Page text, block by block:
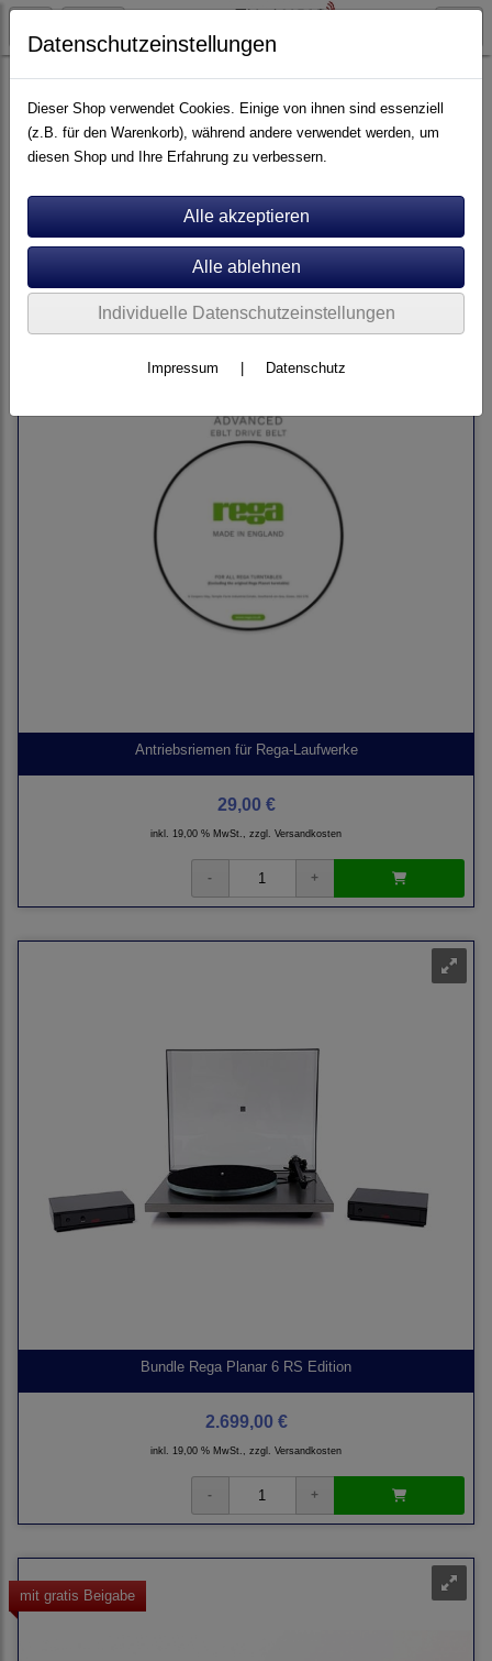
Plattenspieler Rega
Sortierung wählen
Weitere Produkte aus dem Hause Rega finden Sie in der Kategorie
Elektronik
Antriebsriemen für Rega-Laufwerke
29,00 €
inkl. 19,00 % MwSt., zzgl. Versandkosten
Bundle Rega Planar 6 RS Edition
2.699,00 €
inkl. 19,00 % MwSt., zzgl. Versandkosten
mit gratis Beigabe
Datenschutzeinstellungen
Dieser Shop verwendet Cookies. Einige von ihnen sind essenziell
(z.B. für den Warenkorb), während andere verwendet werden, um
diesen Shop und Ihre Erfahrung zu verbessern.
Individuelle Datenschutzeinstellungen
Impressum Datenschutz